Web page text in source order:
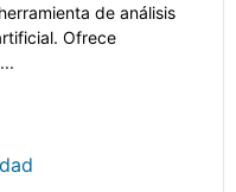
de análisis
Ofrece